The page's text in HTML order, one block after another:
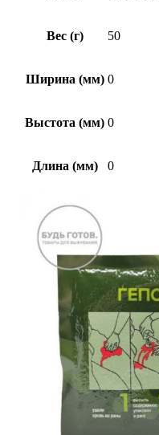
Вес (г) 50
Ширина (мм) 0
Выстота (мм) 0
Длина (мм) 0